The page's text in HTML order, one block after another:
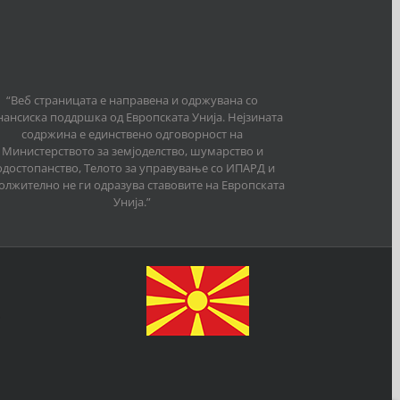
“Веб страницата е направена и одржувана со
поддршка од Европската Унија. Нејзината
содржина е единствено одговорност на
Министерството за земјоделство, шумарство и
Телото за управување со ИПАРД и
не ги одразува ставовите на Европската
Унија.”